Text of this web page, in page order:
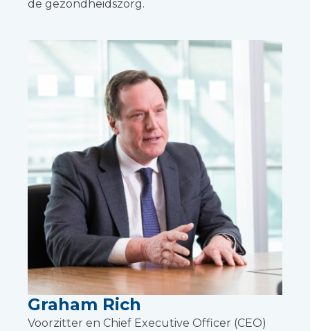
de gezondheidszorg.
Graham Rich
Voorzitter en Chief Executive Officer (CEO)